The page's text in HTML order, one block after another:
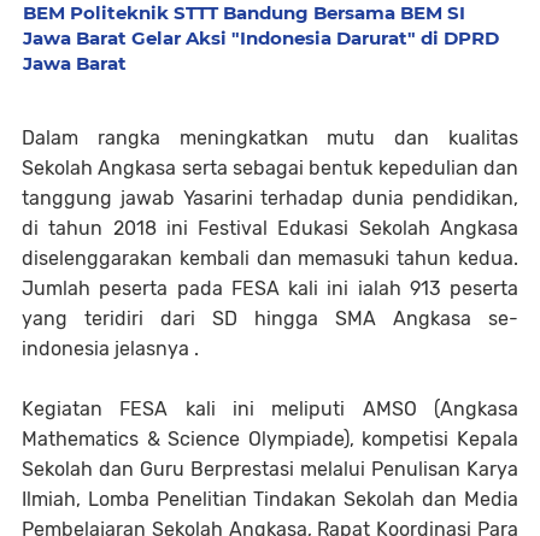
BEM Politeknik STTT Bandung Bersama BEM SI
Jawa Barat Gelar Aksi "Indonesia Darurat" di DPRD
Jawa Barat
Dalam rangka meningkatkan mutu dan kualitas
Sekolah Angkasa serta sebagai bentuk kepedulian dan
tanggung jawab Yasarini terhadap dunia pendidikan,
di tahun 2018 ini Festival Edukasi Sekolah Angkasa
diselenggarakan kembali dan memasuki tahun kedua.
Jumlah peserta pada FESA kali ini ialah 913 peserta
yang teridiri dari SD hingga SMA Angkasa se-
indonesia jelasnya .
Kegiatan FESA kali ini meliputi AMSO (Angkasa
Mathematics & Science Olympiade), kompetisi Kepala
Sekolah dan Guru Berprestasi melalui Penulisan Karya
Ilmiah, Lomba Penelitian Tindakan Sekolah dan Media
Pembelajaran Sekolah Angkasa, Rapat Koordinasi Para